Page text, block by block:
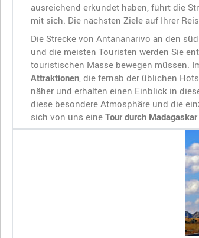
ausreichend erkundet haben, führt die
mit sich. Die nächsten Ziele auf Ihrer
Die Strecke von Antananarivo an den
und die meisten Touristen werden Sie
touristischen Masse bewegen müssen.
Attraktionen, die fernab der üblichen
näher und erhalten einen Einblick in
diese besondere Atmosphäre und die
sich von uns eine Tour durch Madagaskar